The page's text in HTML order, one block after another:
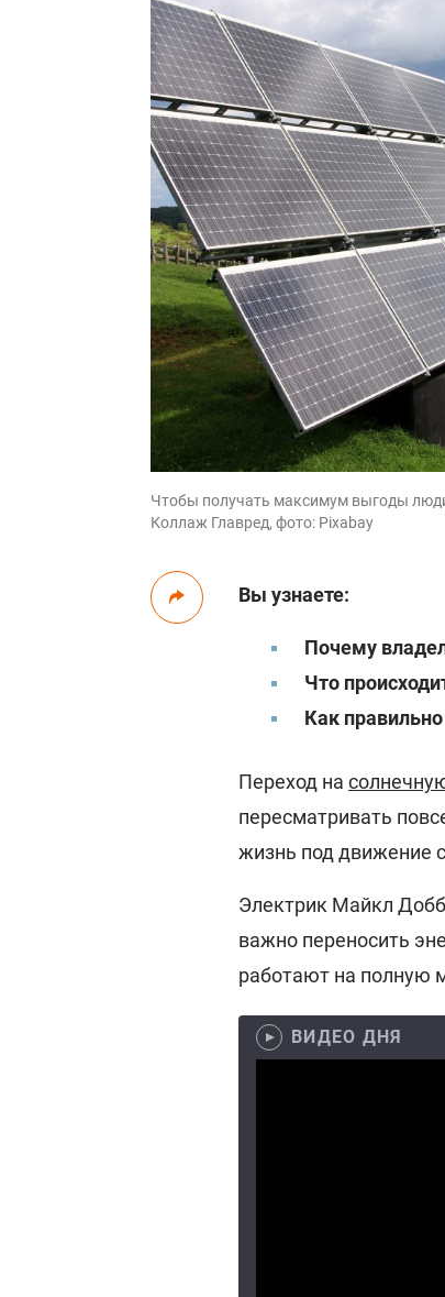
Чтобы получать максимум выгоды
Коллаж Главред, фото: Pixabay
Вы узнаете:
Почему
Что
Как
Переход на
пересматривать
жизнь под движение
Электрик Майкл
важно переносить
работают на полную
ВИДЕО ДНЯ